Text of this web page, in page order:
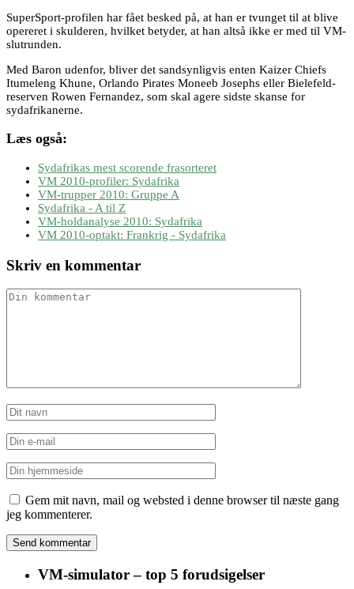
SuperSport-profilen har fået besked på, at han er tvunget til at blive
opereret i skulderen, hvilket betyder, at han altså ikke er med til VM-
slutrunden.
Med Baron udenfor, bliver det sandsynligvis enten Kaizer Chiefs
Itumeleng Khune, Orlando Pirates Moneeb Josephs eller Bielefeld-
reserven Rowen Fernandez, som skal agere sidste skanse for
sydafrikanerne.
Læs også:
Sydafrikas mest scorende frasorteret
VM 2010-profiler: Sydafrika
VM-trupper 2010: Gruppe A
Sydafrika - A til Z
VM-holdanalyse 2010: Sydafrika
VM 2010-optakt: Frankrig - Sydafrika
Skriv en kommentar
Gem mit navn, mail og websted i denne browser til næste gang
jeg kommenterer.
VM-simulator – top 5 forudsigelser